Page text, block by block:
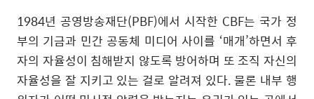
1984년 공영방송재단(PBF)에서 시작한 CBF는 국가 정
부의 기금과 민간 공동체 미디어 사이를 ‘매개’하면서 후
자의 자율성이 침해받지 않도록 방어하며 또 조직 자신의
자율성을 잘 지키고 있는 걸로 알려져 있다.물론 내부 행